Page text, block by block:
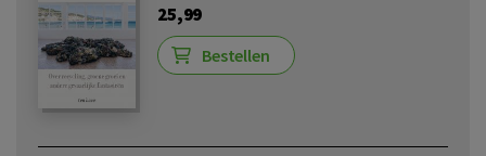
25,99
Bestellen